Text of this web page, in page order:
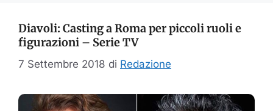
Diavoli: Casting a Roma per piccoli ruoli e
figurazioni – Serie TV
7 Settembre 2018 di Redazione